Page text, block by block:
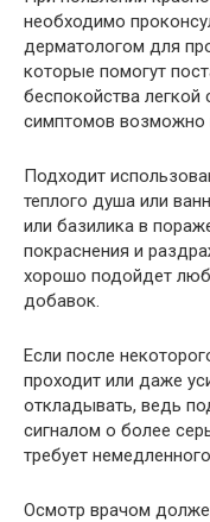
необходимо
дерматологом для
которые помогут
беспокойства
симптомов возможно
Подходит
теплого душа или
или базилика в
покраснения и
хорошо подойдет
добавок.
Если после
проходит или даже
откладывать, ведь
сигналом о более
требует
Осмотр врачом